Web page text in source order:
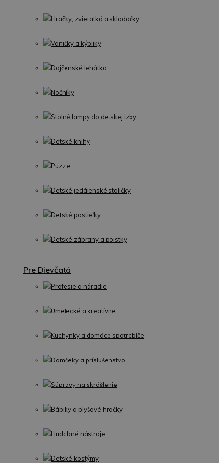
Hračky, zvieratká a skladačky
Vaničky a kýbliky
Dojčenské lehátka
Nočníky
Stolné lampy do detskej izby
Detské knihy
Puzzle
Detské jedálenské stoličky
Detské postieľky
Detské zábrany a poistky
Pre Dievčatá
Profesie a náradie
Umelecké a kreatívne
Kuchynky a domáce spotrebiče
Domčeky a príslušenstvo
Súpravy na skrášlenie
Bábiky a plyšové hračky
Hudobné nástroje
Detské kostýmy